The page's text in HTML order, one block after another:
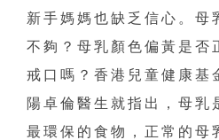
新手媽媽也缺乏信心。母
不夠？母乳顏色偏黃是否
戒口嗎？香港兒童健康基
陽卓倫醫生就指出，母乳
最環保的食物，正常的母